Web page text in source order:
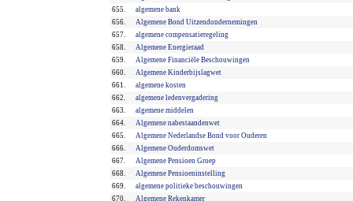
655.
algemene bank
656.
Algemene Bond Uitzendondernemingen
657.
algemene compensatieregeling
658.
Algemene Energieraad
659.
Algemene Financiële Beschouwingen
660.
Algemene Kinderbijslagwet
661.
algemene kosten
662.
algemene ledenvergadering
663.
algemene middelen
664.
Algemene nabestaandenwet
665.
Algemene Nederlandse Bond voor Ouderen
666.
Algemene Ouderdomswet
667.
Algemene Pensioen Groep
668.
Algemene Pensioeninstelling
669.
algemene politieke beschouwingen
670.
Algemene Rekenkamer